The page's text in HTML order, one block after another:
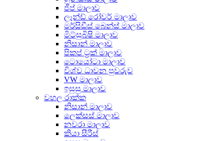
ජීප් මාලාව
ලෑන්ඩ් රෝවර් මාලාව
මර්සිඩීස් බෙන්ස් මාලාව
මිට්සුබිෂි මාලාව
නිසාන් මාලාව
පිකප් ට්‍රක් මාලාව
ටොයෝටා මාලාව
විශ්ව ධාවන පුවරුව
VW මාලාව
ඉසුසු මාලාව
වහල රාක්ක
නිසාන් මාලාව
ලෙක්සස් මාලාව
නවරා මාලාව
කියා සීරීස්